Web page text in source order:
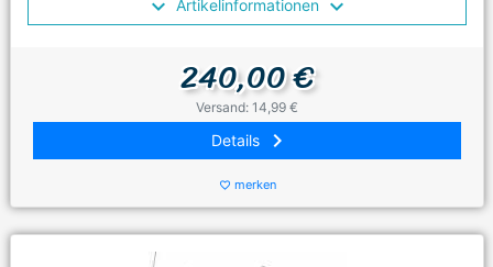
Artikelinformationen
240,00 €
Versand: 14,99 €
Details keyboard_arrow_right
favorite_border merken